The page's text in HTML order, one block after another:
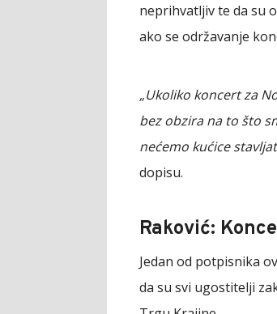
neprihvatljiv te da su
ako se održavanje
„Ukoliko koncert za
bez obzira na to što
nećemo kućice
dopisu.
Raković:
Jedan od potpisnika
da su svi ugostitelji